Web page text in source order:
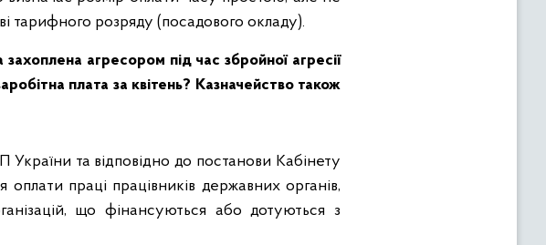
тарифного розряду (посадового окладу).
агресором під час збройної агресії
плата за квітень? Казначейство також
та відповідно до постанови Кабінету
праці працівників державних органів,
що фінансуються або дотуються з